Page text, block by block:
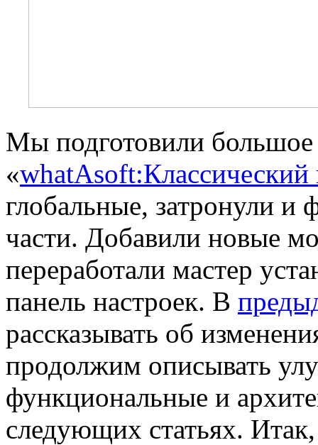
Мы подготовили
«whatAsoft:Классический
глобальные, затронули
части. Добавили новые
переработали мастер
панель настроек. В
рассказывать об
продолжим описывать
функциональные и
следующих статьях.